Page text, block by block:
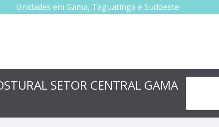
Unidades em Gama, Taguatinga e Sudoeste
SETOR CENTRAL GAMA